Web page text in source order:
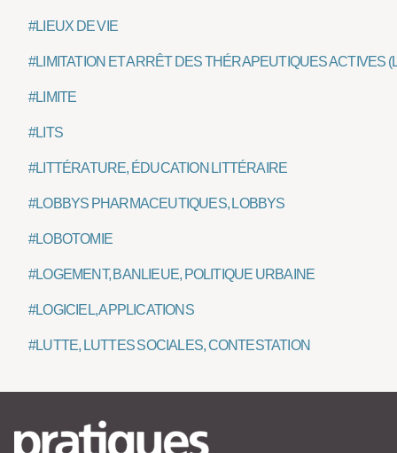
#LIEUX DE VIE
#LIMITATION ET ARRÊT DES THÉRAPEUTIQUES ACTIVES
#LIMITE
#LITS
#LITTÉRATURE, ÉDUCATION LITTÉRAIRE
#LOBBYS PHARMACEUTIQUES, LOBBYS
#LOBOTOMIE
#LOGEMENT, BANLIEUE, POLITIQUE URBAINE
#LOGICIEL, APPLICATIONS
#LUTTE, LUTTES SOCIALES, CONTESTATION